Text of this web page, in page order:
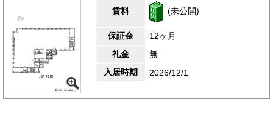
賃料 (未公開)
保証金
12ヶ月
礼金
無
入居時期
2026/12/1